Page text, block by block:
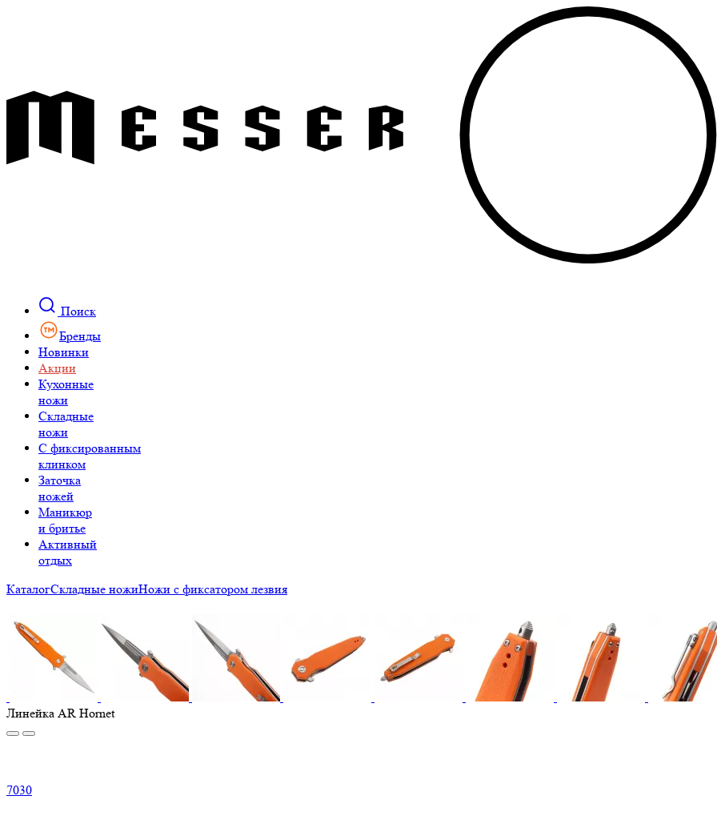
Поиск
Бренды
Новинки
Акции
Кухонные
ножи
Складные
ножи
C фиксированным
клинком
Заточка
ножей
Маникюр
и бритье
Активный
отдых
КаталогСкладные ножиНожи с фиксатором лезвия
Линейка AR Hornet
7030